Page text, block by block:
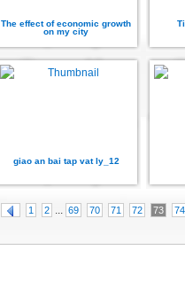
The effect of economic growth
on my city
giao an bai tap vat ly_12
1 2 ... 69 70 71 72 73 74